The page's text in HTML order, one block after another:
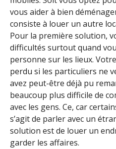
vous aider à bien
consiste à louer un autre
Pour la première solution,
difficultés surtout quand
personne sur les lieux.
perdu si les particuliers ne
avez peut-être déjà pu
beaucoup plus difficile de
avec les gens. Ce, car
s’agit de parler avec un
solution est de louer un
garder les affaires.